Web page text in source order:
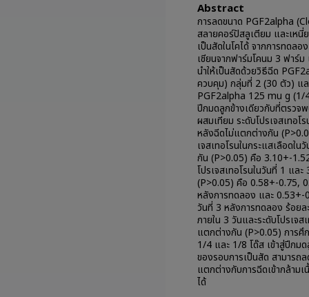
Abstract
การลดขนาด PGF2alpha
สลายคอร์ปัสลูเตียม และเหนี่
เป็นสัดในโคได้ จากการทดล
เชียนจากฟาร์มโคนม 3 ฟาร์
นำให้เป็นสัดด้วยวิธีฉีด
ควบคุม) กลุ่มที่ 2 (30 ตัว) แ
PGF2alpha 125 mu g (1/
ปีกมดลูกข้างเดียวกับที่ตรวจ
ผสมเทียม ระดับโปรเจสเทอ
หลังฉีดไม่แตกต่างกัน
เจสเทอโรนในกระแสเลือดใ
กัน (P>0.05) คือ 3.10+-
โปรเจสเทอโรนในวันที่ 1 แ
(P>0.05) คือ 0.58+-0.75,
หลังการทดลอง และ
วันที่ 3 หลังการทดลอง ร้อยล
ภายใน 3 วันและระดับโปรเจ
แตกต่างกัน (P>0.05) การศึ
1/4 และ 1/8 โด๊ส เข้าสู่ปีกม
ของรอบการเป็นสัด สามารถ
แตกต่างกับการฉีดเข้ากล้าม
ได้